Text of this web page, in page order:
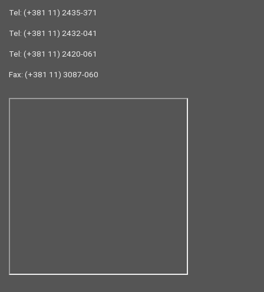
Tel: (+381 11) 2435-371
Tel: (+381 11) 2432-041
Tel: (+381 11) 2420-061
Fax: (+381 11) 3087-060